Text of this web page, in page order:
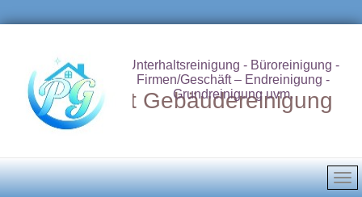
Putzdienst Gebäudereinigung
Unterhaltsreinigung - Büroreinigung -
Firmen/Geschäft – Endreinigung -
Grundreinigung uvm.